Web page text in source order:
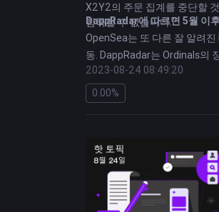
X2Y2의 주문 집계를 중단할
침묵할 수 없습니다."
DappRadar에 따르면 5월 이
OpenSea는 또 다른 잘 알려
동. DappRadar는 Ordinals의
Ethereum및 기타 블록체인에
오픈시(OpenSea)는 활용 부
치로 떨어졌다.
면책조항: FameEX는 이 분
2023-08-24 08:49:20
0.00%